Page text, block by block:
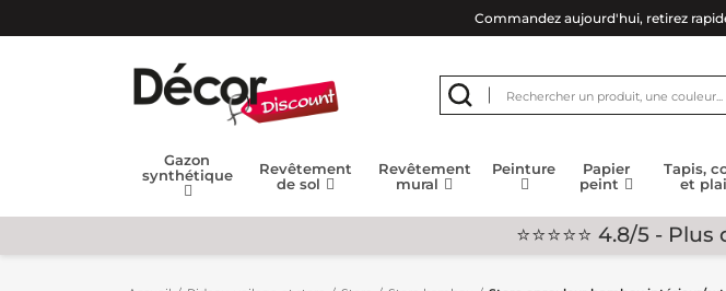
Commandez aujourd'hui, retirez
Gazon
synthétique
Revêtement
de sol
Revêtement
mural
Peinture
Papier
peint
Tapis,
et
⭐⭐⭐⭐⭐ 4.8/5 -